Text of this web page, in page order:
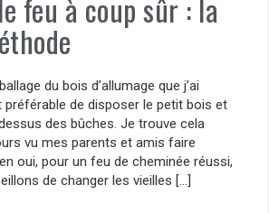
feu à coup sûr : la
du bois d’allumage que j’ai
préférable de disposer le petit bois et
des bûches. Je trouve cela
vu mes parents et amis faire
oui, pour un feu de cheminée réussi,
de changer les vieilles […]